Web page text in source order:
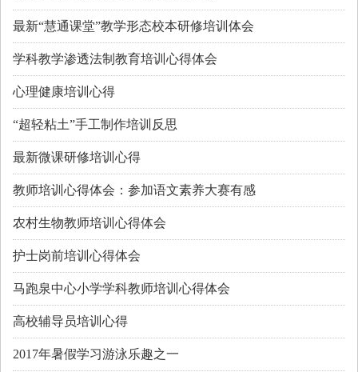
最新“慧通课堂”教学形态校本研修培训体会
学科教学渗透法制教育培训心得体会
心理健康培训心得
“超轻粘土”手工制作培训反思
最新微课研修培训心得
教师培训心得体会：参加语文素养大赛有感
农村生物教师培训心得体会
护士岗前培训心得体会
马跑泉中心小学学科教师培训心得体会
高校辅导员培训心得
2017年暑假学习游泳乐趣之一